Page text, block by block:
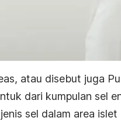
atau disebut juga
dari kumpulan sel
sel dalam area